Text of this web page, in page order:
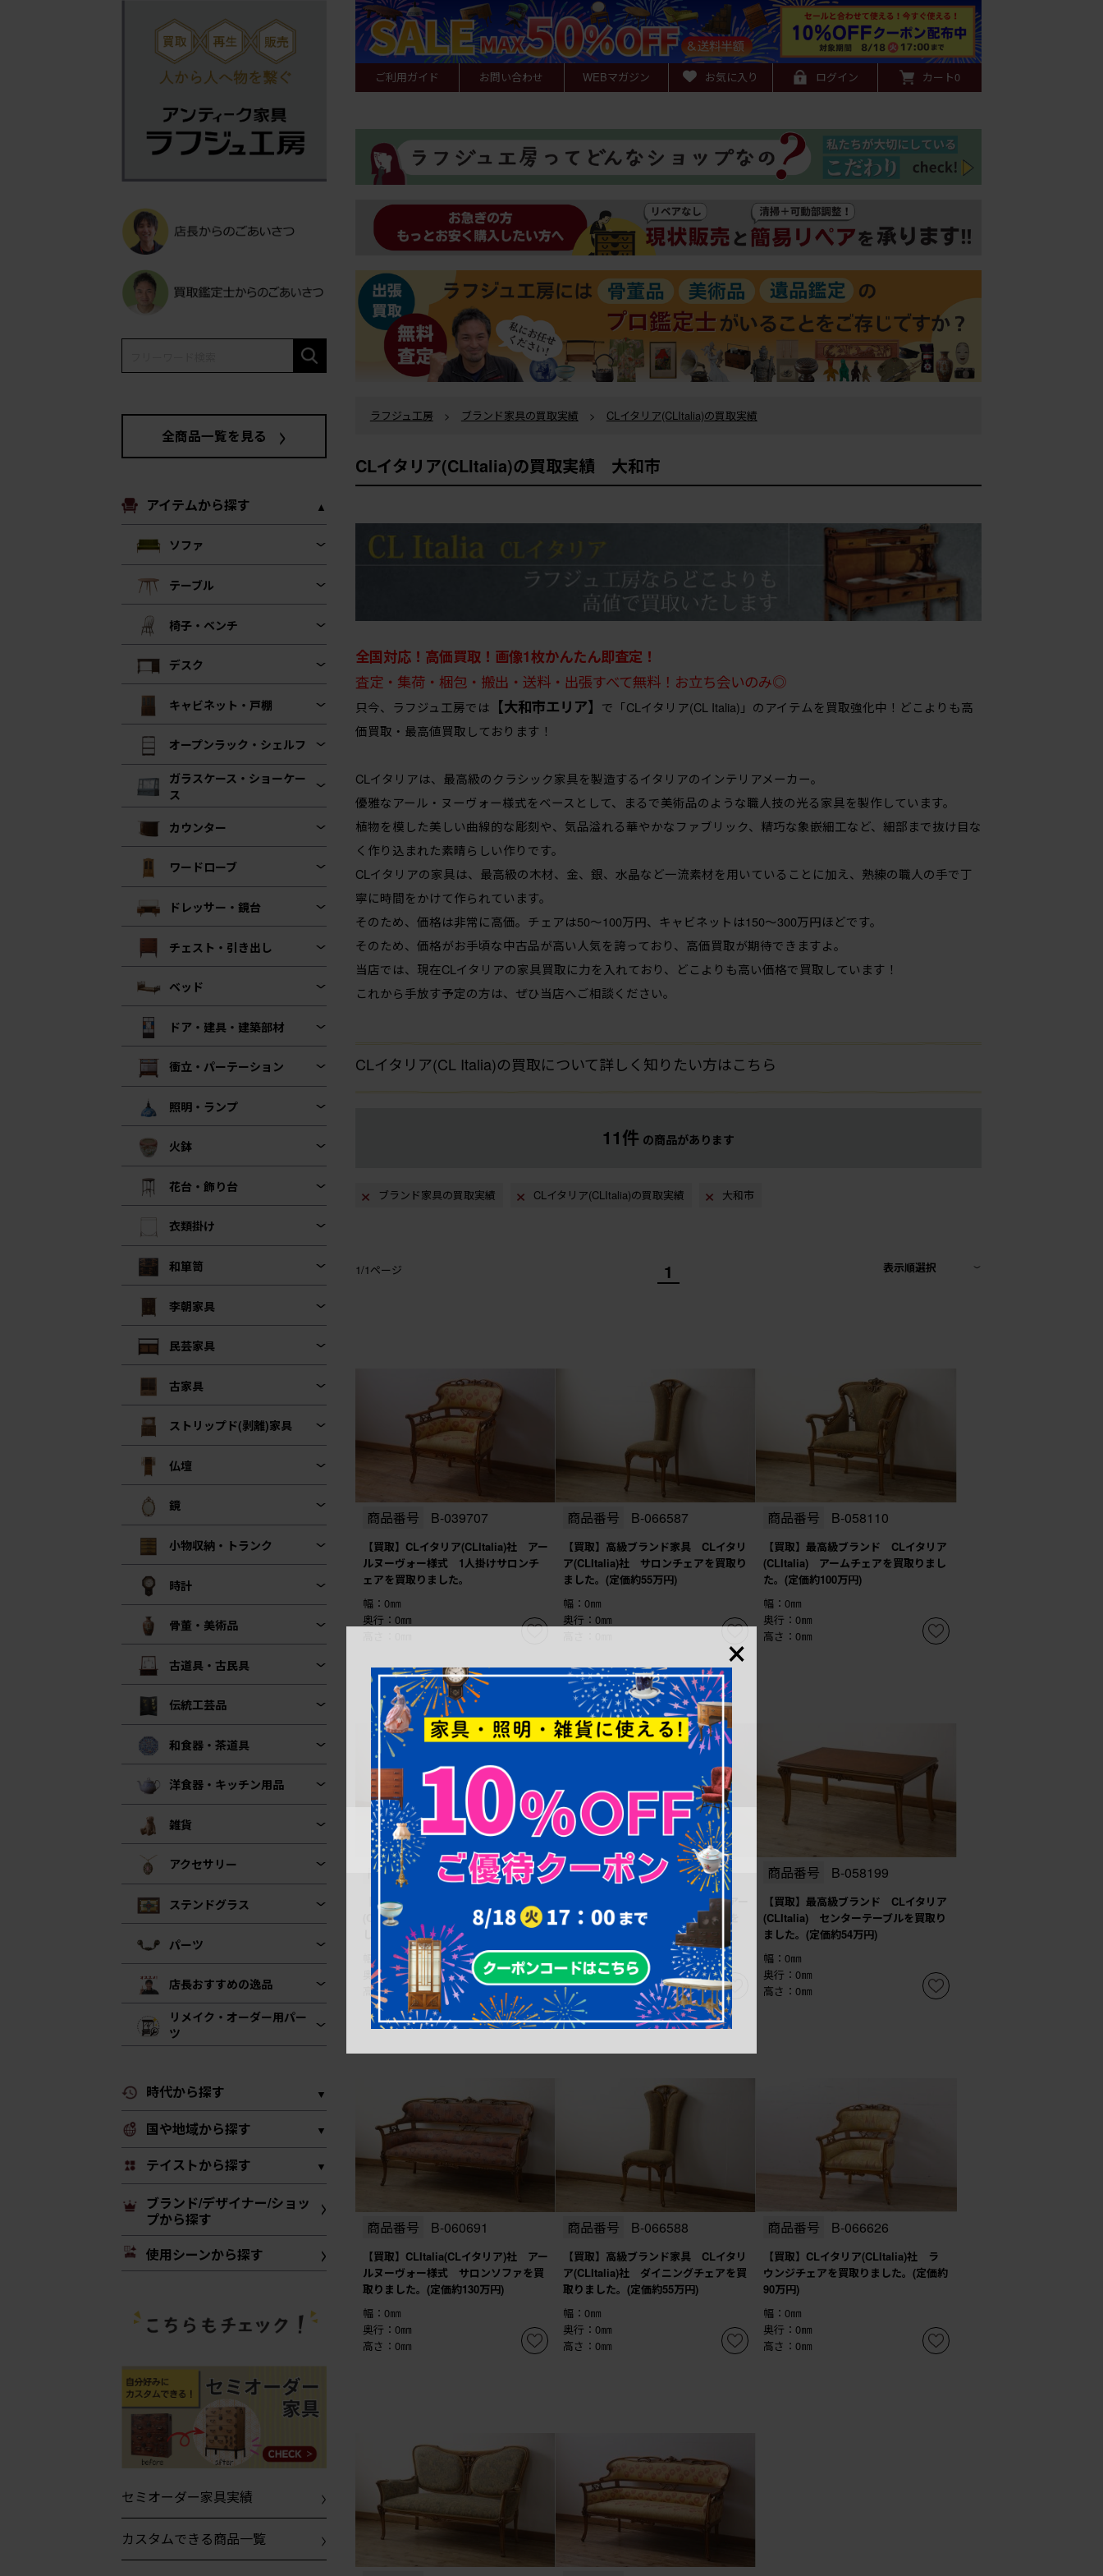
全商品一覧を見る
アイテムから探す
ソファ
テーブル
椅子・ベンチ
デスク
キャビネット・戸棚
オープンラック・シェルフ
ガラスケース・ショーケー
ス
カウンター
ワードローブ
ドレッサー・鏡台
チェスト・引き出し
ベッド
ドア・建具・建築部材
衝立・パーテーション
照明・ランプ
火鉢
花台・飾り台
衣類掛け
和箪笥
李朝家具
民芸家具
古家具
ストリップド(剥離)家具
仏壇
鏡
小物収納・トランク
時計
骨董・美術品
古道具・古民具
伝統工芸品
和食器・茶道具
洋食器・キッチン用品
雑貨
アクセサリー
ステンドグラス
パーツ
店長おすすめの逸品
リメイク・オーダー用パー
ツ
時代から探す
国や地域から探す
テイストから探す
ブランド/デザイナー/ショッ
プから探す
使用シーンから探す
セミオーダー家具実績
カスタムできる商品一覧
ご利用ガイド お問い合わせ WEBマガジン お気に入り ログイン カート0
ラフジュ工房 > ブランド家具の買取実績 > CLイタリア(CLItalia)の買取実績
CLイタリア(CLItalia)の買取実績 大和市
全国対応！高価買取！画像1枚かんたん即査定！
査定・集荷・梱包・搬出・送料・出張すべて無料！お立ち会いのみ◎
只今、ラフジュ工房では 【大和市エリア】 で「CLイタリア(CL Italia)」のアイテムを買取強化中！どこよりも高
価買取・最高値買取しております！
CLイタリアは、最高級のクラシック家具を製造するイタリアのインテリアメーカー。
優雅なアール・ヌーヴォー様式をベースとして、まるで美術品のような職人技の光る家具を製作しています。
植物を模した美しい曲線的な彫刻や、気品溢れる華やかなファブリック、精巧な象嵌細工など、細部まで抜け目な
く作り込まれた素晴らしい作りです。
CLイタリアの家具は、最高級の木材、金、銀、水晶など一流素材を用いていることに加え、熟練の職人の手で丁
寧に時間をかけて作られています。
そのため、価格は非常に高価。チェアは50〜100万円、キャビネットは150〜300万円ほどです。
そのため、価格がお手頃な中古品が高い人気を誇っており、高価買取が期待できますよ。
当店では、現在CLイタリアの家具買取に力を入れており、どこよりも高い価格で買取しています！
これから手放す予定の方は、ぜひ当店へご相談ください。
CLイタリア(CL Italia)の買取について詳しく知りたい方はこちら
11件 の商品があります
ブランド家具の買取実績 CLイタリア(CLItalia)の買取実績 大和市
1/1ページ 表示順選択
1
商品番号 B-039707
【買取】CLイタリア(CLItalia)社 アー
ルヌーヴォー様式 1人掛けサロンチ
ェアを買取りました。
幅：0㎜
奥行：0㎜
商品番号 B-066587
【買取】高級ブランド家具 CLイタリ
ア(CLItalia)社 サロンチェアを買取り
ました。(定価約55万円)
幅：0㎜
奥行：0㎜
商品番号 B-058110
【買取】最高級ブランド CLイタリア
(CLItalia) アームチェアを買取りまし
た。(定価約100万円)
幅：0㎜
奥行：0㎜
高さ：0㎜
商品番号 B-058111
【買取】最高級ブランド CLイタリア
(CLItalia) 2人掛けソファを買取りま
した。(定価約140万円)
幅：0㎜
奥行：0㎜
高さ：0㎜
商品番号 B-039706
【買取】CLイタリア(CLItalia)社 アー
ルヌーヴォー様式 1人掛けソファを
幅：0㎜
奥行：0㎜
高さ：0㎜
商品番号 B-058199
【買取】最高級ブランド CLイタリア
(CLItalia) センターテーブルを買取り
ました。(定価約54万円)
幅：0㎜
奥行：0㎜
高さ：0㎜
商品番号 B-060691
【買取】CLItalia(CLイタリア)社 アー
ルヌーヴォー様式 サロンソファを買
取りました。(定価約130万円)
幅：0㎜
奥行：0㎜
高さ：0㎜
商品番号 B-066588
【買取】高級ブランド家具 CLイタリ
ア(CLItalia)社 ダイニングチェアを買
取りました。(定価約55万円)
幅：0㎜
奥行：0㎜
高さ：0㎜
商品番号 B-066626
【買取】CLイタリア(CLItalia)社 ラ
ウンジチェアを買取りました。(定価約
90万円)
幅：0㎜
奥行：0㎜
高さ：0㎜
×